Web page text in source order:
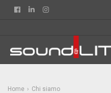
FacebookLinkedin
Home Chi siamo